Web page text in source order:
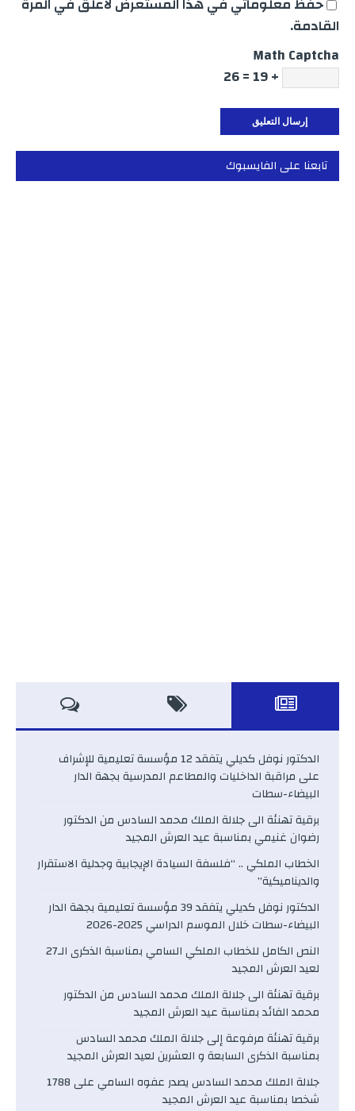
القادمة.
Math Captcha
+ 19 = 26
تابعنا على الفايسبوك
الدكتور نوفل كديلي يتفقد 12 مؤسسة تعليمية للإشراف
على مراقبة الداخليات والمطاعم المدرسية بجهة الدار
البيضاء-سطات
برقية تهنئة الى جلالة الملك محمد السادس من الدكتور
رضوان غنيمي بمناسبة عيد العرش المجيد
الخطاب الملكي .. “فلسفة السيادة الإيجابية وجدلية الاستقرار
والديناميكية”
الدكتور نوفل كديلي يتفقد 39 مؤسسة تعليمية بجهة الدار
البيضاء-سطات خلال الموسم الدراسي 2025-2026
النص الكامل للخطاب الملكي السامي بمناسبة الذكرى الـ27
لعيد العرش المجيد
برقية تهنئة الى جلالة الملك محمد السادس من الدكتور
محمد الفائد بمناسبة عيد العرش المجيد
برقية تهنئة مرفوعة إلى جلالة الملك محمد السادس
بمناسبة الذكرى السابعة و العشرين لعيد العرش المجيد
جلالة الملك محمد السادس يصدر عفوه السامي على 1788
شخصا بمناسبة عيد العرش المجيد